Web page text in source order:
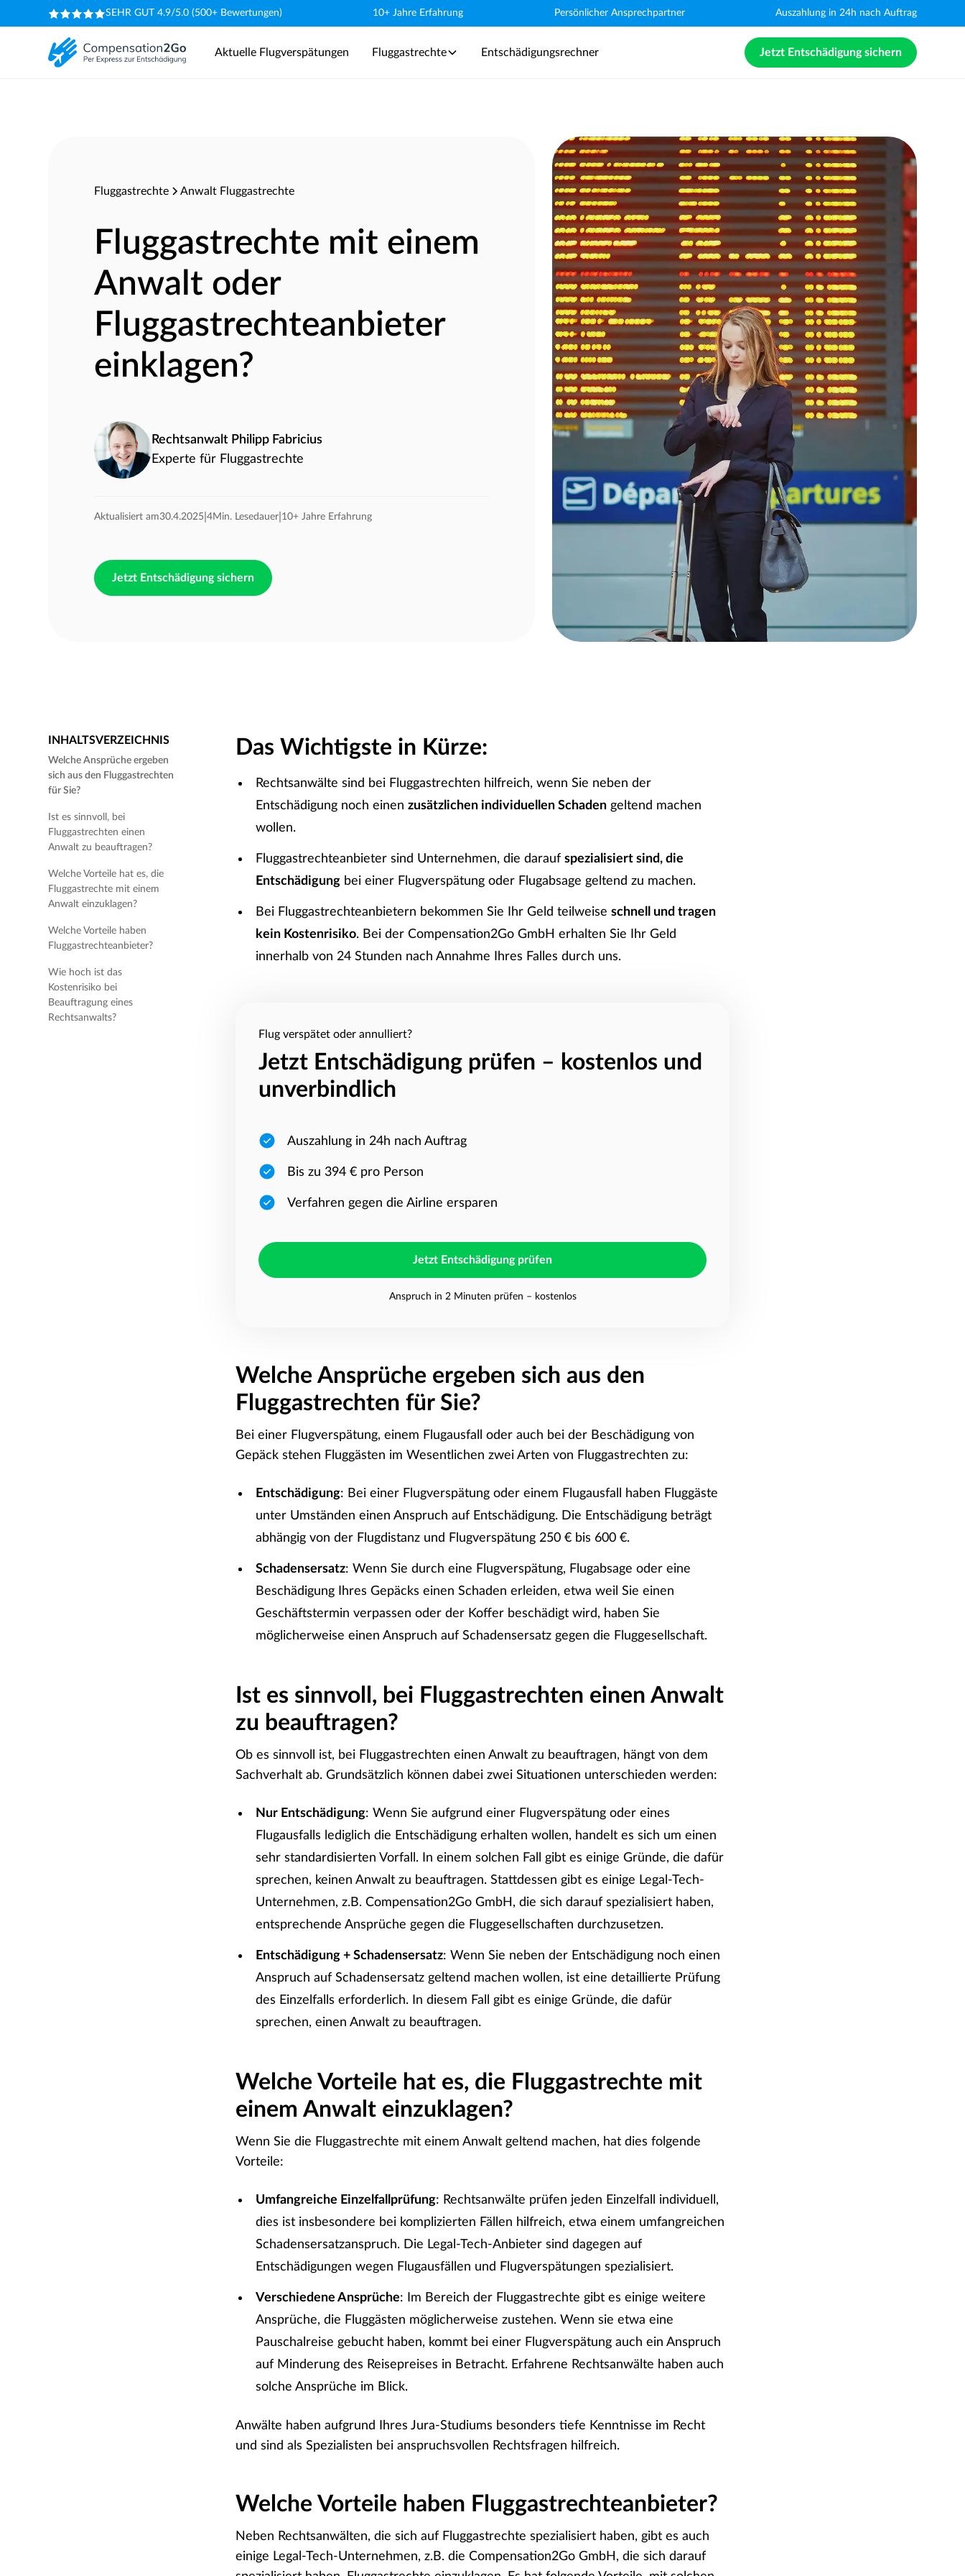
SEHR GUT 4.9/5.0 (500+ Bewertungen) 10+ Jahre Erfahrung Persönlicher Ansprechpartner Auszahlung in 24h nach Auftrag
Aktuelle Flugverspätungen Fluggastrechte Entschädigungsrechner Jetzt Entschädigung sichern
Fluggastrechte Anwalt Fluggastrechte
Fluggastrechte mit einem
Anwalt oder
Fluggastrechteanbieter
einklagen?
Rechtsanwalt Philipp Fabricius
Experte für Fluggastrechte
Aktualisiert am30.4.2025 |4Min. Lesedauer 10+ Jahre Erfahrung
Jetzt Entschädigung sichern
INHALTSVERZEICHNIS
Welche Ansprüche ergeben
sich aus den Fluggastrechten
für Sie?
Ist es sinnvoll, bei
Fluggastrechten einen
Anwalt zu beauftragen?
Welche Vorteile hat es, die
Fluggastrechte mit einem
Anwalt einzuklagen?
Welche Vorteile haben
Fluggastrechteanbieter?
Wie hoch ist das
Kostenrisiko bei
Beauftragung eines
Rechtsanwalts?
Das Wichtigste in Kürze:
Rechtsanwälte sind bei Fluggastrechten hilfreich, wenn Sie neben der
Entschädigung noch einen zusätzlichen individuellen Schaden geltend machen
wollen.
Fluggastrechteanbieter sind Unternehmen, die darauf spezialisiert sind, die
Entschädigung bei einer Flugverspätung oder Flugabsage geltend zu machen.
Bei Fluggastrechteanbietern bekommen Sie Ihr Geld teilweise schnell und tragen
kein Kostenrisiko. Bei der Compensation2Go GmbH erhalten Sie Ihr Geld
innerhalb von 24 Stunden nach Annahme Ihres Falles durch uns.
Flug verspätet oder annulliert?
Jetzt Entschädigung prüfen – kostenlos und
unverbindlich
Auszahlung in 24h nach Auftrag
Bis zu 394 € pro Person
Verfahren gegen die Airline ersparen
Jetzt Entschädigung prüfen
Anspruch in 2 Minuten prüfen – kostenlos
Welche Ansprüche ergeben sich aus den
Fluggastrechten für Sie?
Bei einer Flugverspätung, einem Flugausfall oder auch bei der Beschädigung von
Gepäck stehen Fluggästen im Wesentlichen zwei Arten von Fluggastrechten zu:
Entschädigung: Bei einer Flugverspätung oder einem Flugausfall haben Fluggäste
unter Umständen einen Anspruch auf Entschädigung. Die Entschädigung beträgt
abhängig von der Flugdistanz und Flugverspätung 250 € bis 600 €.
Schadensersatz: Wenn Sie durch eine Flugverspätung, Flugabsage oder eine
Beschädigung Ihres Gepäcks einen Schaden erleiden, etwa weil Sie einen
Geschäftstermin verpassen oder der Koffer beschädigt wird, haben Sie
möglicherweise einen Anspruch auf Schadensersatz gegen die Fluggesellschaft.
Ist es sinnvoll, bei Fluggastrechten einen Anwalt
zu beauftragen?
Ob es sinnvoll ist, bei Fluggastrechten einen Anwalt zu beauftragen, hängt von dem
Sachverhalt ab. Grundsätzlich können dabei zwei Situationen unterschieden werden:
Nur Entschädigung: Wenn Sie aufgrund einer Flugverspätung oder eines
Flugausfalls lediglich die Entschädigung erhalten wollen, handelt es sich um einen
sehr standardisierten Vorfall. In einem solchen Fall gibt es einige Gründe, die dafür
sprechen, keinen Anwalt zu beauftragen. Stattdessen gibt es einige Legal-Tech-
Unternehmen, z.B. Compensation2Go GmbH, die sich darauf spezialisiert haben,
entsprechende Ansprüche gegen die Fluggesellschaften durchzusetzen.
Entschädigung + Schadensersatz: Wenn Sie neben der Entschädigung noch einen
Anspruch auf Schadensersatz geltend machen wollen, ist eine detaillierte Prüfung
des Einzelfalls erforderlich. In diesem Fall gibt es einige Gründe, die dafür
sprechen, einen Anwalt zu beauftragen.
Welche Vorteile hat es, die Fluggastrechte mit
einem Anwalt einzuklagen?
Wenn Sie die Fluggastrechte mit einem Anwalt geltend machen, hat dies folgende
Vorteile:
Umfangreiche Einzelfallprüfung: Rechtsanwälte prüfen jeden Einzelfall individuell,
dies ist insbesondere bei komplizierten Fällen hilfreich, etwa einem umfangreichen
Schadensersatzanspruch. Die Legal-Tech-Anbieter sind dagegen auf
Entschädigungen wegen Flugausfällen und Flugverspätungen spezialisiert.
Verschiedene Ansprüche: Im Bereich der Fluggastrechte gibt es einige weitere
Ansprüche, die Fluggästen möglicherweise zustehen. Wenn sie etwa eine
Pauschalreise gebucht haben, kommt bei einer Flugverspätung auch ein Anspruch
auf Minderung des Reisepreises in Betracht. Erfahrene Rechtsanwälte haben auch
solche Ansprüche im Blick.
Anwälte haben aufgrund Ihres Jura-Studiums besonders tiefe Kenntnisse im Recht
und sind als Spezialisten bei anspruchsvollen Rechtsfragen hilfreich.
Welche Vorteile haben Fluggastrechteanbieter?
Neben Rechtsanwälten, die sich auf Fluggastrechte spezialisiert haben, gibt es auch
einige Legal-Tech-Unternehmen, z.B. die Compensation2Go GmbH, die sich darauf